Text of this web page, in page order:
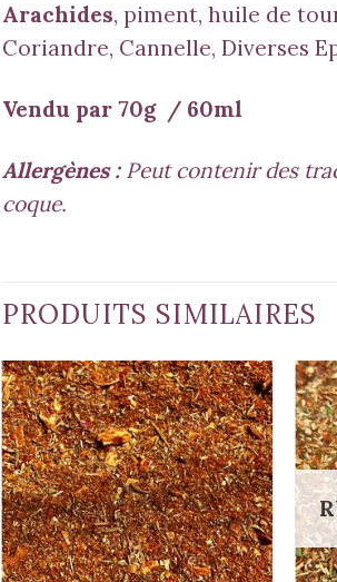
Arachides, piment, huile de
Coriandre, Cannelle, Diverses
Vendu par 70g / 60ml
Allergènes :Peut contenir des
coque.
PRODUITS SIMILAIRES